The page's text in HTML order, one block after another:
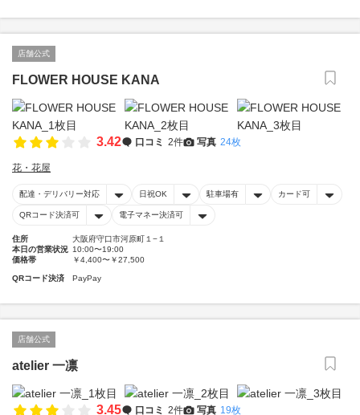
店舗公式
FLOWER HOUSE KANA
3.42 口コミ 2件 写真 24枚
花・花屋
配達・デリバリー対応 日祝OK 駐車場有 カード可
QRコード決済可 電子マネー決済可
住所
大阪府守口市河原町１−１
本日の営業状況 10:00〜19:00
価格帯
￥4,400〜￥27,500
QRコード決済 PayPay
店舗公式
atelier 一凛
3.45 口コミ 2件 写真 19枚